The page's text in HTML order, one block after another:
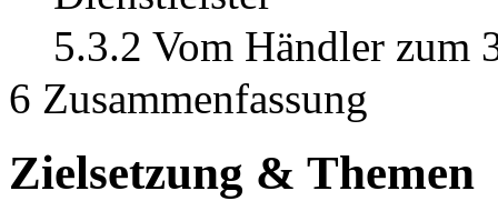
5.3.2 Vom Händler zum
6 Zusammenfassung
Zielsetzung & Themen